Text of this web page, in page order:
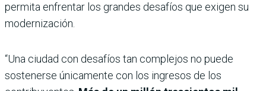
permita enfrentar los grandes desafíos que exigen su
modernización.
“Una ciudad con desafíos tan complejos no puede
sostenerse únicamente con los ingresos de los